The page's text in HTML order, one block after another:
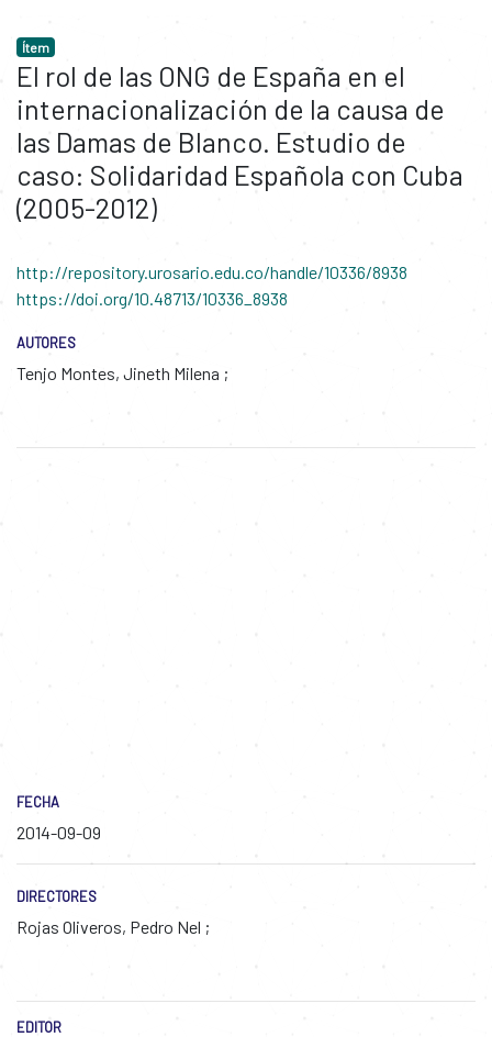
Ítem
El rol de las ONG de España en el
internacionalización de la causa de
las Damas de Blanco. Estudio de
caso: Solidaridad Española con Cuba
(2005-2012)
http://repository.urosario.edu.co/handle/10336/8938
https://doi.org/10.48713/10336_8938
AUTORES
Tenjo Montes, Jineth Milena
FECHA
2014-09-09
DIRECTORES
Rojas Oliveros, Pedro Nel
EDITOR